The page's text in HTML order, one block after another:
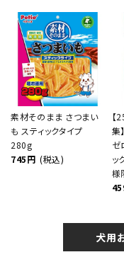
素材そのまま さつまい
も スティックタイプ
280g
745円 (税込)
【
集
ゼ
ッ
様
犬用